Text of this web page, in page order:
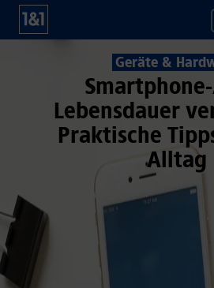
Geräte &
Lebensdauer
Praktische
Alltag